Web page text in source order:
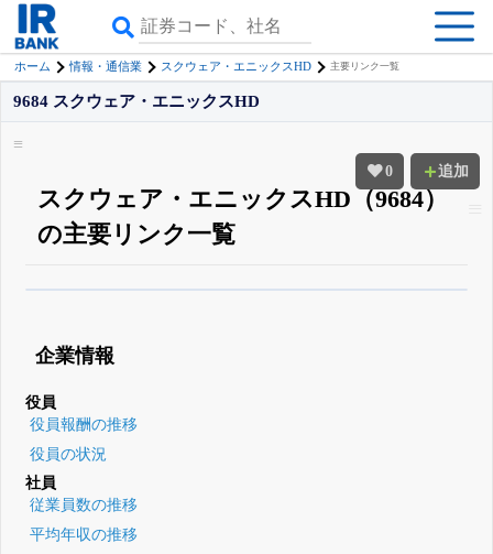
ホーム 情報・通信業 スクウェア・エニックスHD 主要リンク一覧
0 追加
9684 スクウェア・エニックスHD
スクウェア・エニックスHD（9684）
の主要リンク一覧
登録すると永久30%OFFと米株版の先行利用も付きます
企業情報
役員
役員報酬の推移
役員の状況
社員
従業員数の推移
平均年収の推移